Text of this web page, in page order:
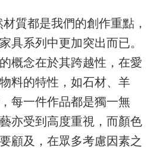
質都是我們的創作重點，
具系列中更加突出而已。
概念在於其跨越性，在愛
料的特性，如石材、羊
每一件作品都是獨一無
亦受到高度重視，而顏色
顧及，在眾多考慮因素之